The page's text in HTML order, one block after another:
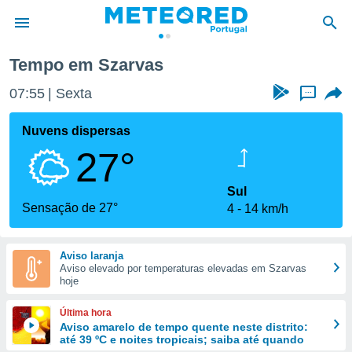
da
foi
fornecidas
a este
das
e
forma
digital
Tempo em Szarvas
07:55 Sexta ...
Nuvens dispersas
27°
Sensação de 27°
Sul
4
14 km/h
Aviso laranja
Aviso elevado por temperaturas elevadas em Szarvas
hoje
Última hora
Aviso amarelo de tempo quente neste distrito:
até 39 ºC e noites tropicais; saiba até quando